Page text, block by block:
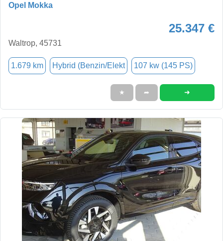
Opel Mokka
25.347 €
Waltrop, 45731
1.679 km Hybrid (Benzin/Elekt 107 kw (145 PS)
★ ➦ ➜